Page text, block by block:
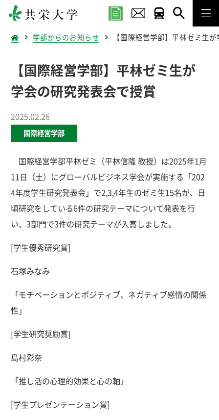
学部からのお知らせ 【国際経営学部】平林ゼミ生
【国際経営学部】平林ゼミ生が
学会の研究発表会で授賞
2025.02.26
国際経営学部
国際経営学部平林ゼミ（平林信隆 教授）は2025年1月
11日（土）にグローバルビジネス学会が実施する「202
4年度学生研究発表会」で2,3,4年生のゼミ生15名が、日
頃研究をしている6件の研究テーマについて発表を行
い、3部門で3件の研究テーマが入賞しました。
[学生優秀研究賞]
石塚みなみ
「モチベーションとポジティブ、ネガティブ感情の関係
性」
[学生研究奨励賞]
島村彩奈
「推し活の心理的効果と心の軸」
[学生プレゼンテーション賞]